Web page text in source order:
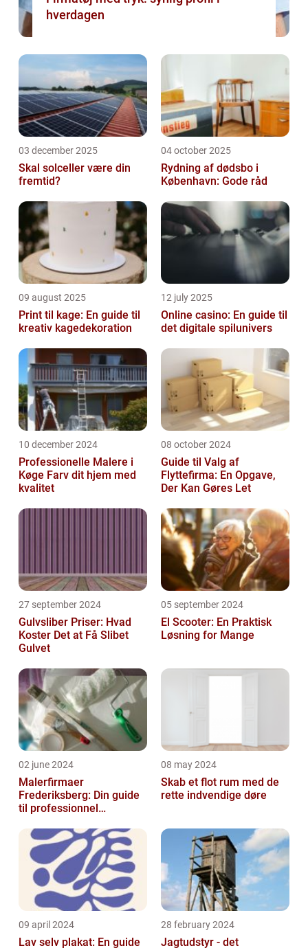
hverdagen
03 december 2025
Skal solceller være din
fremtid?
04 october 2025
Rydning af dødsbo i
København: Gode råd
09 august 2025
Print til kage: En guide til
kreativ kagedekoration
12 july 2025
Online casino: En guide til
det digitale spilunivers
10 december 2024
Professionelle Malere i
Køge Farv dit hjem med
kvalitet
08 october 2024
Guide til Valg af
Flyttefirma: En Opgave,
Der Kan Gøres Let
27 september 2024
Gulvsliber Priser: Hvad
Koster Det at Få Slibet
Gulvet
05 september 2024
El Scooter: En Praktisk
Løsning for Mange
02 june 2024
Malerfirmaer
Frederiksberg: Din guide
til professionnel
08 may 2024
Skab et flot rum med de
rette indvendige døre
09 april 2024
Lav selv plakat: En guide
28 february 2024
Jagtudstyr - det